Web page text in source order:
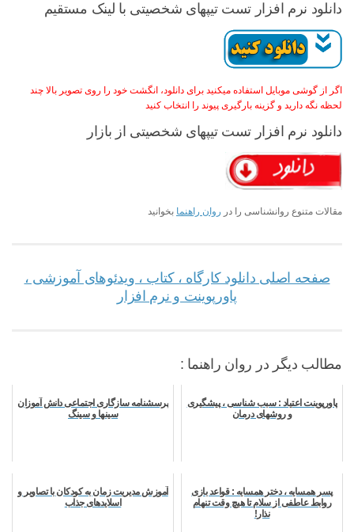
دانلود نرم افزار تست تیپهای شخصیتی با لینک مستقیم
اگر از گوشی موبایل استفاده میکنید برای دانلود، انگشت خود را روی تصویر بالا چند
لحظه نگه دارید و گزینه بارگیری پیوند را انتخاب کنید
دانلود نرم افزار تست تیپهای شخصیتی از بازار
مقالات متنوع روانشناسی را در روان راهنما بخوانید
صفحه اصلی دانلود کارگاه ، کتاب ، ویدئوهای آموزشی ،
پاورپوینت و نرم افزار
مطالب دیگر در روان راهنما :
پاورپوینت اعتیاد : سبب شناسی ، پیشگیری
و روشهای درمان
پرسشنامه سازگاری اجتماعی دانش آموزان
سینها و سینگ
پسر همسایه ، دختر همسایه : قواعد بازی
روابط عاطفی از سلام تا هیچ وقت تنهام
نذار!
آموزش مدیریت زمان به کودکان با تصاویر و
اسلایدهای جذاب